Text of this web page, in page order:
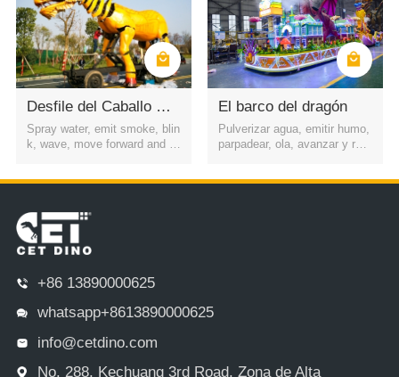
Desfile del Caballo Dragón
Spray water, emit smoke, blin
k, wave, move forward and b
El barco del dragón
Pulverizar agua, emitir humo,
parpadear, ola, avanzar y retr
+86 13890000625
whatsapp+8613890000625
info@cetdino.com
No. 288, Kechuang 3rd Road, Zona de Alta